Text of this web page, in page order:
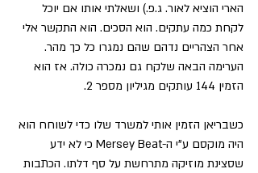
הארי הוציא לאור. ג.פ.) ושאלתי אותו אם יוכל
לקחת כמה עתקים. הוא הסכים. הוא התקשר אלי
אחר הצהריים נדהם שהם נמגרו כל כך מהר.
הערימה הבאה שלקח גם נמכרה כולה. אז הוא
הזמין 144 עותקים מגיליון מספר 2.
כשבריאן הזמין אותי למשרד שלו כדי לשוחח הוא
היה מוקסם ע"י ה-Mersey Beat כי לא ידע
שסצינת מוזיקה מתרחשת על סף דלתו. הכתבות